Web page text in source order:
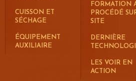
CUISSON ET
SÉCHAGE
ÉQUIPEMENT
AUXILIAIRE
FORMATION
PROCÉDÉ
SITE
DERNIÈRE
LES VOIR EN
ACTION